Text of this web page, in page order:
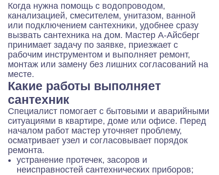
Когда нужна помощь с водопроводом,
канализацией, смесителем, унитазом, ванной
или подключением сантехники, удобнее сразу
вызвать сантехника на дом. Мастер А-Айсберг
принимает задачу по заявке, приезжает с
рабочим инструментом и выполняет ремонт,
монтаж или замену без лишних согласований на
месте.
Какие работы выполняет
сантехник
Специалист помогает с бытовыми и аварийными
ситуациями в квартире, доме или офисе. Перед
началом работ мастер уточняет проблему,
осматривает узел и согласовывает порядок
ремонта.
устранение протечек, засоров и
неисправностей сантехнических приборов;